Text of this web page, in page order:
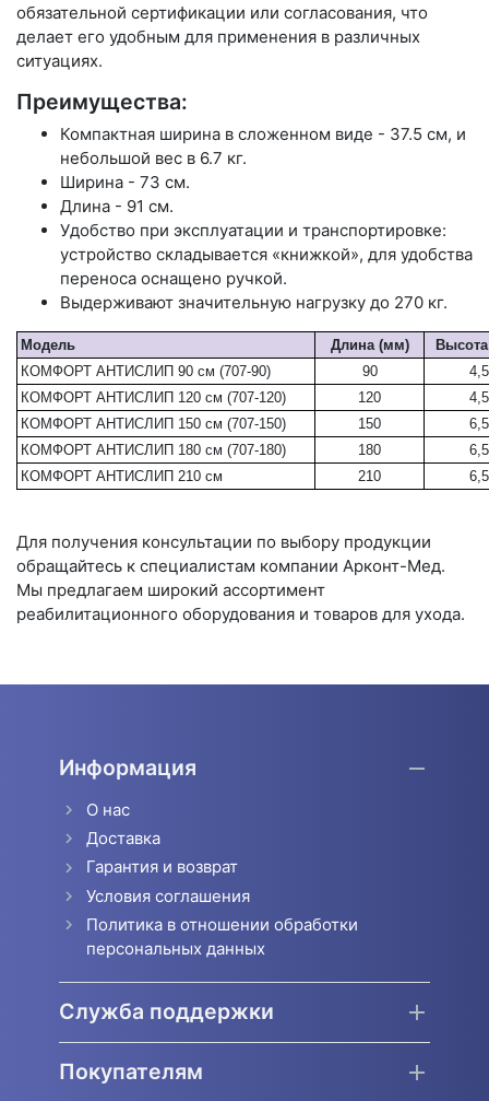
обязательной сертификации или согласования, что
делает его удобным для применения в различных
ситуациях.
Преимущества:
Компактная ширина в сложенном виде - 37.5 см, и
небольшой вес в 6.7 кг.
Ширина - 73 см.
Длина - 91 см.
Удобство при эксплуатации и транспортировке:
устройство складывается «книжкой», для удобства
переноса оснащено ручкой.
Выдерживают значительную нагрузку до 270 кг.
Модель Длина (мм)
КОМФОРТ АНТИСЛИП 90 см (707-90)
90
4,5
КОМФОРТ АНТИСЛИП 120 см (707-120)
120
4,5
КОМФОРТ АНТИСЛИП 150 см (707-150)
150
6,5
КОМФОРТ АНТИСЛИП 180 см (707-180)
180
6,5
КОМФОРТ АНТИСЛИП 210 см
210 6,5
Для получения консультации по выбору продукции
обращайтесь к специалистам компании Арконт-Мед.
Мы предлагаем широкий ассортимент
реабилитационного оборудования и товаров для ухода.
Информация
О нас
Доставка
Гарантия и возврат
Условия соглашения
Политика в отношении обработки
персональных данных
Служба поддержки
Покупателям